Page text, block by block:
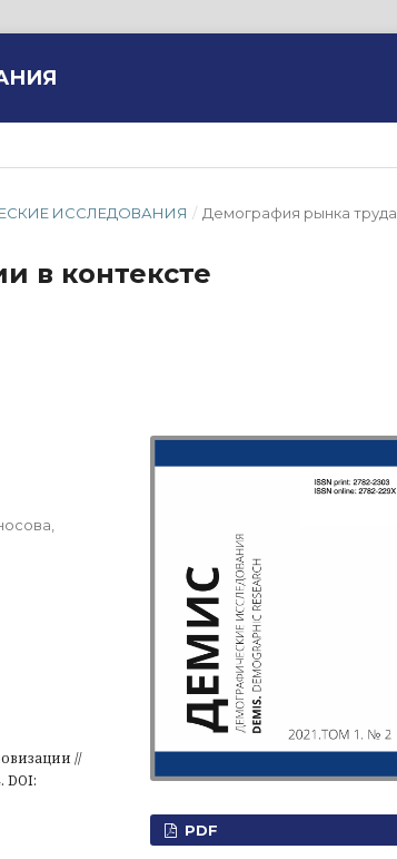
ИССЛЕДОВАНИЯ / Демография рынка труда
в контексте
//
DOI:
PDF